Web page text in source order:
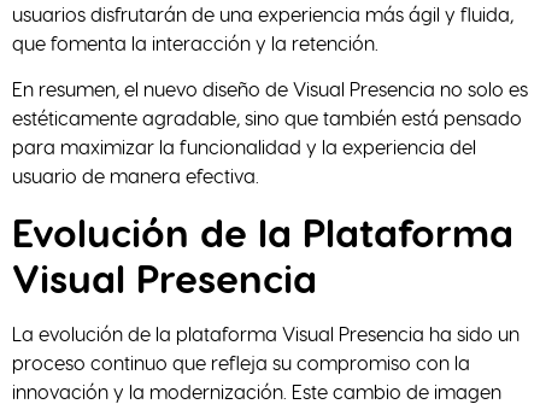
usuarios disfrutarán de una experiencia más ágil y fluida,
que fomenta la interacción y la retención.
En resumen, el nuevo diseño de Visual Presencia no solo es
estéticamente agradable, sino que también está pensado
para maximizar la funcionalidad y la experiencia del
usuario de manera efectiva.
Evolución de la Plataforma
Visual Presencia
La evolución de la plataforma Visual Presencia ha sido un
proceso continuo que refleja su compromiso con la
innovación y la modernización. Este cambio de imagen